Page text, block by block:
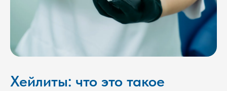
Хейлиты: что это такое